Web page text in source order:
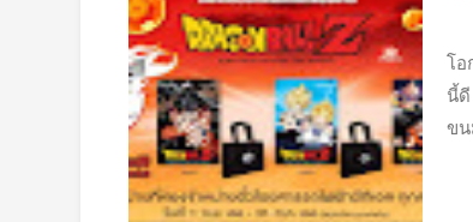
ก่
โอ
นี้
ขน